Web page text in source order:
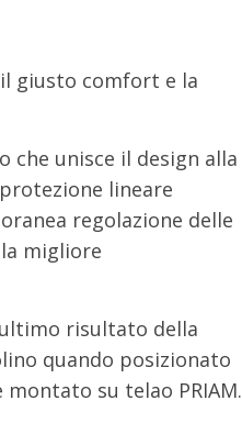
giusto comfort e la
che unisce il design alla
lineare
regolazione delle
migliore
risultato della
quando posizionato
su telao PRIAM.